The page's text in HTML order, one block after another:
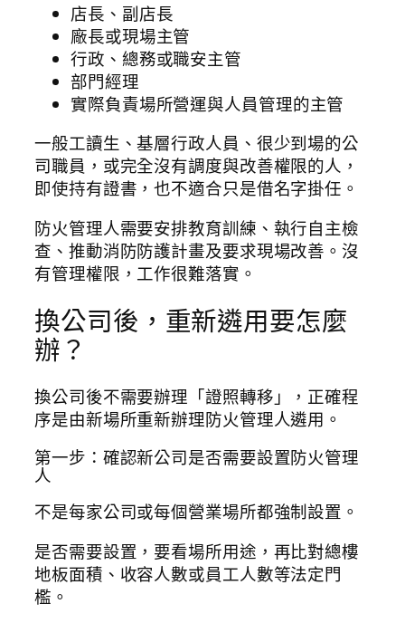
店長、副店長
廠長或現場主管
行政、總務或職安主管
部門經理
實際負責場所營運與人員管理的主管
一般工讀生、基層行政人員、很少到場的公
司職員，或完全沒有調度與改善權限的人，
即使持有證書，也不適合只是借名字掛任。
防火管理人需要安排教育訓練、執行自主檢
查、推動消防防護計畫及要求現場改善。沒
有管理權限，工作很難落實。
換公司後，重新遴用要怎麼
辦？
換公司後不需要辦理「證照轉移」，正確程
序是由新場所重新辦理防火管理人遴用。
第一步：確認新公司是否需要設置防火管理
人
不是每家公司或每個營業場所都強制設置。
是否需要設置，要看場所用途，再比對總樓
地板面積、收容人數或員工人數等法定門
檻。